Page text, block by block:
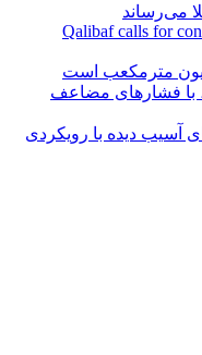
می‌رساند
Qalibaf calls for
با فشارهای مضاعف
آسیب دیده با رویکردی